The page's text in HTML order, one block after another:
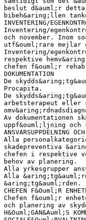
beslut d&auml;r
bibeh&aring;llen
INVENTERING/
Inventering/
och november. Inom
utf&ouml;rare mejlar
Inventering/
respektive
chefen f&ouml;r
DOKUMENTATION
De
Procapita.
De
arbetsterapeut eller
Av
uppf&ouml;ljning och
ANSVARSUPPDELNING
Alla
skadepreventiva
chefen i respektive
behov av planering.
Alla yrkesgrupper
Alla
&aring;tg&auml;rden.
CHEFEN F&Ouml;R
Chefen f&ouml;r
och planering av
H&Ouml;GAN&Auml;S